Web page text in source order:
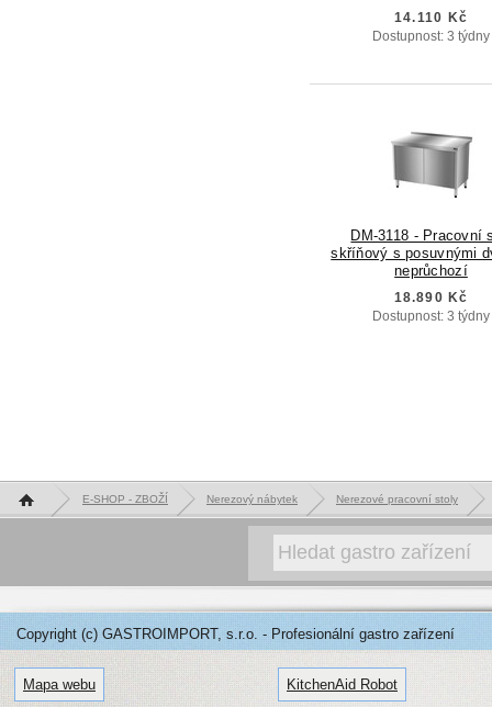
14.110 Kč
Dostupnost: 3 týdny
DM-3118 - Pracovní
skříňový s posuvnými
neprůchozí
18.890 Kč
Dostupnost: 3 týdny
Hlavní stránka E-SHOP - ZBOŽÍ Nerezový nábytek Nerezové pracovní stoly
Copyright (c) GASTROIMPORT, s.r.o. - Profesionální gastro zařízení
Mapa webu KitchenAid Robot